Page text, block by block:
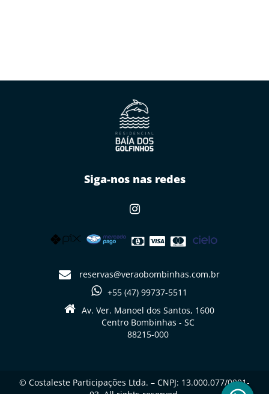
Siga-nos nas redes
reservas@veraobombinhas.com.br
+55 (47) 99737-5511
Av. Ver. Manoel dos Santos, 1600
Centro Bombinhas - SC
88215-000
© Costaleste Participações Ltda. – CNPJ: 13.000.077/0001-